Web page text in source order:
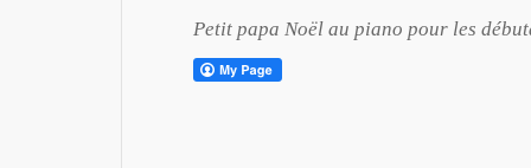
Petit papa Noël au piano pour les